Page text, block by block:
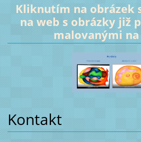
Kliknutím na obrázek
na web s obrázky již
malovanými
Kontakt